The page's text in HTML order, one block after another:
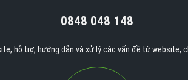
0848 048 148
hỗ trợ, hướng dẫn và xử lý các vấn đề từ website,